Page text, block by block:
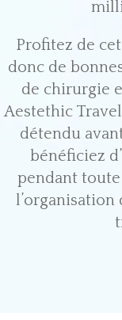
Profitez de
donc de
de chirurgie
Aestethic
détendu
bénéficiez
pendant
l’organisation